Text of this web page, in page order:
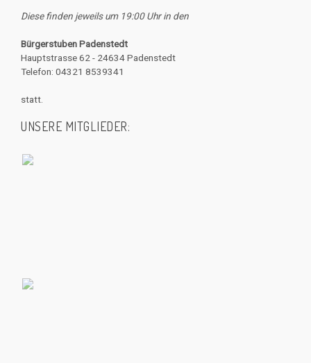
Diese finden jeweils um 19:00 Uhr in den
Bürgerstuben Padenstedt
Hauptstrasse 62 - 24634 Padenstedt
Telefon: 04321 8539341
statt.
UNSERE MITGLIEDER: